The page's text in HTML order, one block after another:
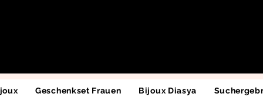
Geschenkset Frauen Bijoux Diasya